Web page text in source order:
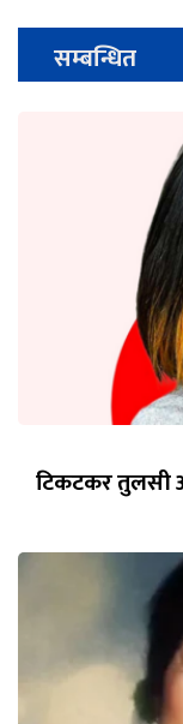
सम्बन्धित
टिकटकर तुलसी